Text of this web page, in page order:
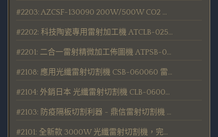
#2203: AZCSF-130090 200W/500W CO2 雷射切割機 (切割金屬/非金屬能通用) 發表
#2202: 科技陶瓷專用雷射加工機 ATCLB-025025 新上市
#2201: 二合一雷射精微加工佈圖機 ATPSB-030030 - 2in1 (Fiber & CO2) 新上市
#2108: 應用光纖雷射切割機 CSB-060060 雷射切割矽晶圓 及 藍寶石晶圓
#2104: 外銷日本 光纖雷射切割機 CLB-060060-M , 用戶安心滿意。
#2103: 防疫隔板切割利器 - 鼎信雷射切割機 CSH 系列大受好評 *Pro 級專業首選*
#2101: 全新款 3000W 光纖雷射切割機，完成驗收並送交客戶。